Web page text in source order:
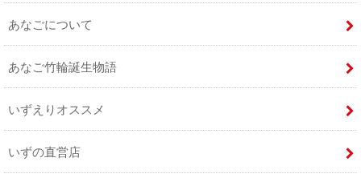
あなごについて
あなご竹輪誕生物語
いずえりオススメ
いずの直営店